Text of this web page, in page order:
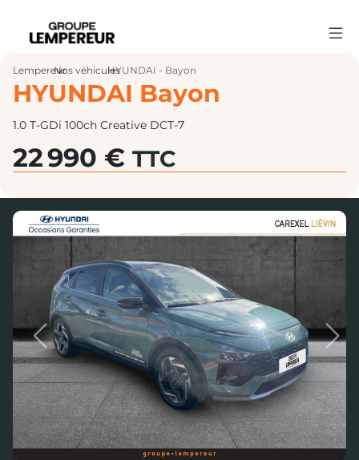
Lempereur
›
Nos véhicules
›
HYUNDAI - Bayon
HYUNDAI Bayon
1.0 T-GDi 100ch Creative DCT-7
22 990 € TTC
Previous Next